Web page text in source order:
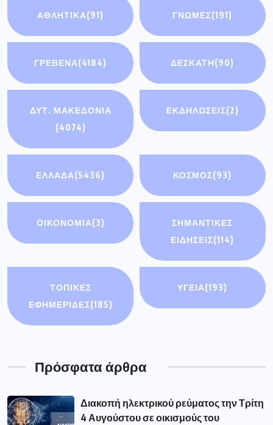
ΑΘΛΗΤΙΚΆ(91) ΓΝΩΜΕΣ(191)
ΓΡΕΒΕΝΑ(4184) ΔΕΣΚΑΤΗ(90)
ΔΥΤ. ΜΑΚΕΔΟΝΙΑ
(4074)
ΕΚΔΗΛΩΣΕΙΣ(2)
ΕΛΛΑΔΑ(5436) ΚΟΣΜΟΣ(93)
ΟΙΚΟΝΟΜΊΑ(3)
ΣΗΜΑΝΤΙΚΈΣ
ΕΙΔΉΣΕΙΣ(114)
ΤΟΠΙΚΕΣ
ΕΦΗΜΕΡΙΔΕΣ(185)
ΥΓΕΙΑ(193)
Πρόσφατα άρθρα
Διακοπή ηλεκτρικού ρεύματος την Τρίτη
4 Αυγούστου σε οικισμούς του